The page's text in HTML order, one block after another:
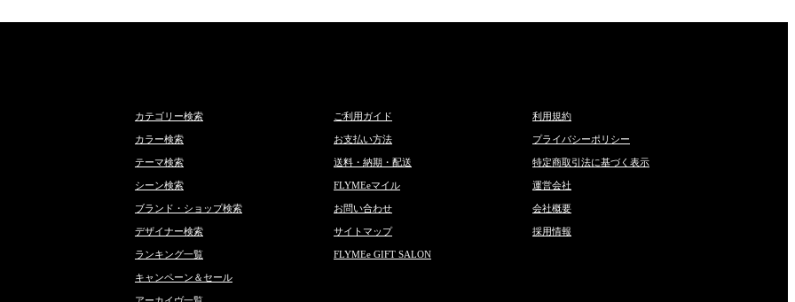
カテゴリー検索
カラー検索
テーマ検索
シーン検索
ブランド・ショップ検索
デザイナー検索
ランキング一覧
キャンペーン＆セール
ご利用ガイド
お支払い方法
送料・納期・配送
FLYMEeマイル
お問い合わせ
サイトマップ
FLYMEe GIFT SALON
利用規約
プライバシーポリシー
特定商取引法に基づく表示
運営会社
会社概要
採用情報